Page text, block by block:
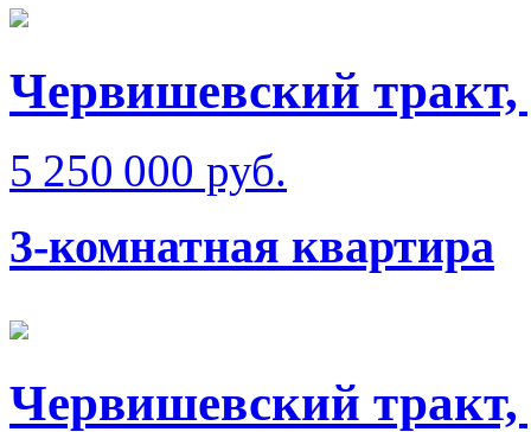
Червишевский
5 250 000 руб.
3-комнатная квартира
Червишевский